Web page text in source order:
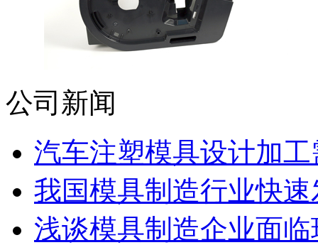
公司新闻
汽车注塑模具设计加
我国模具制造行业快
浅谈模具制造企业面